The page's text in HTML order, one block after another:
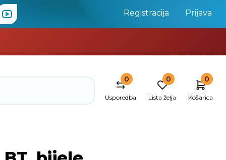
Registracija Prijava
0
Usporedba
0
Lista želja
0
Košarica